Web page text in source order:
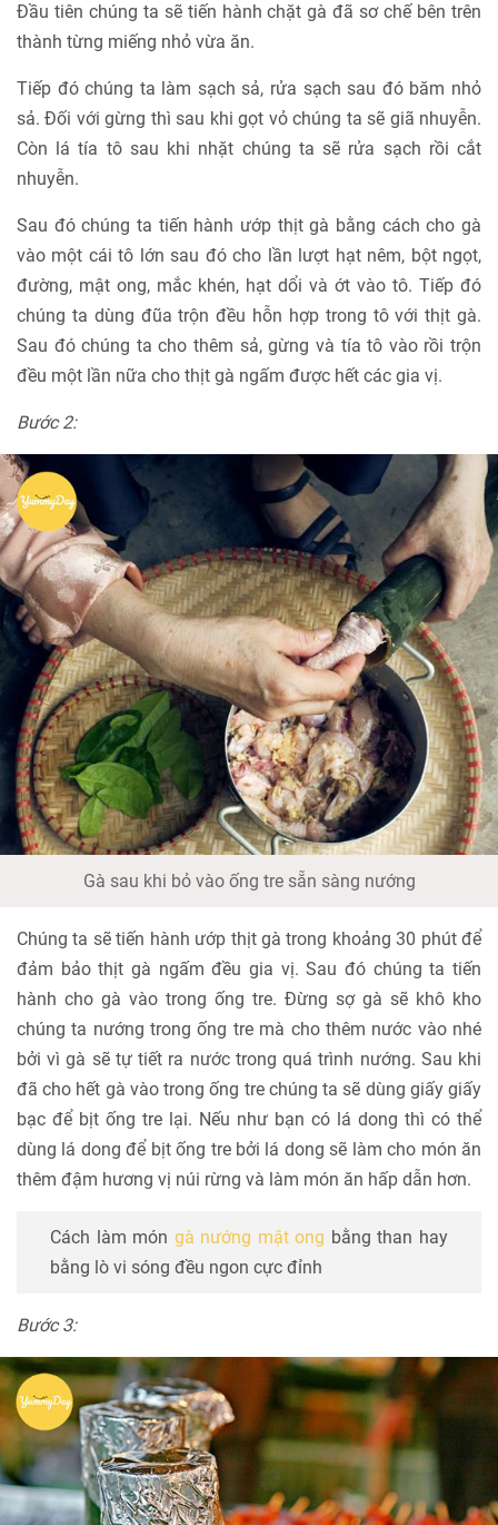
Đầu tiên chúng ta sẽ tiến hành chặt gà đã sơ chế bên trên
thành từng miếng nhỏ vừa ăn.
Tiếp đó chúng ta làm sạch sả, rửa sạch sau đó băm nhỏ
sả. Đối với gừng thì sau khi gọt vỏ chúng ta sẽ giã nhuyễn.
Còn lá tía tô sau khi nhặt chúng ta sẽ rửa sạch rồi cắt
nhuyễn.
Sau đó chúng ta tiến hành ướp thịt gà bằng cách cho gà
vào một cái tô lớn sau đó cho lần lượt hạt nêm, bột ngọt,
đường, mật ong, mắc khén, hạt dổi và ớt vào tô. Tiếp đó
chúng ta dùng đũa trộn đều hỗn hợp trong tô với thịt gà.
Sau đó chúng ta cho thêm sả, gừng và tía tô vào rồi trộn
đều một lần nữa cho thịt gà ngấm được hết các gia vị.
Bước 2:
Gà sau khi bỏ vào ống tre sẵn sàng nướng
Chúng ta sẽ tiến hành ướp thịt gà trong khoảng 30 phút để
đảm bảo thịt gà ngấm đều gia vị. Sau đó chúng ta tiến
hành cho gà vào trong ống tre. Đừng sợ gà sẽ khô kho
chúng ta nướng trong ống tre mà cho thêm nước vào nhé
bởi vì gà sẽ tự tiết ra nước trong quá trình nướng. Sau khi
đã cho hết gà vào trong ống tre chúng ta sẽ dùng giấy giấy
bạc để bịt ống tre lại. Nếu như bạn có lá dong thì có thể
dùng lá dong để bịt ống tre bởi lá dong sẽ làm cho món ăn
thêm đậm hương vị núi rừng và làm món ăn hấp dẫn hơn.
Cách làm món gà nướng mật ong bằng than hay
bằng lò vi sóng đều ngon cực đỉnh
Bước 3: